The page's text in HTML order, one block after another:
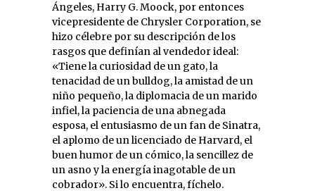
Ángeles, Harry G. Moock, por entonces
vicepresidente de Chrysler Corporation, se
hizo célebre por su descripción de los
rasgos que definían al vendedor ideal:
«Tiene la curiosidad de un gato, la
tenacidad de un bulldog, la amistad de un
niño pequeño, la diplomacia de un marido
infiel, la paciencia de una abnegada
esposa, el entusiasmo de un fan de Sinatra,
el aplomo de un licenciado de Harvard, el
buen humor de un cómico, la sencillez de
un asno y la energía inagotable de un
cobrador». Si lo encuentra, fíchelo.